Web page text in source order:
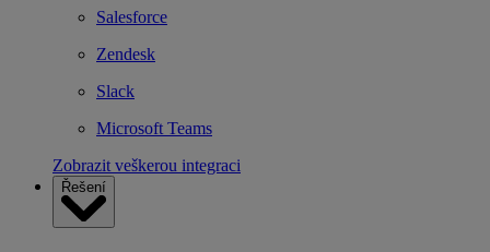
Salesforce
Zendesk
Slack
Microsoft Teams
Zobrazit veškerou integraci
Řešení